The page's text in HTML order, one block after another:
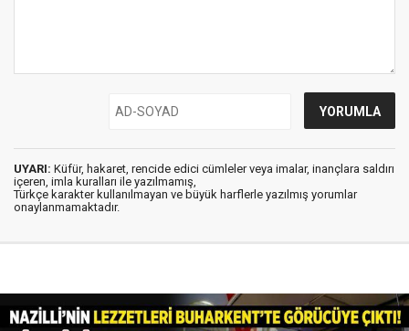
UYARI: Küfür, hakaret, rencide edici cümleler veya imalar, inançlara saldırı
içeren, imla kuralları ile yazılmamış,
Türkçe karakter kullanılmayan ve büyük harflerle yazılmış yorumlar
onaylanmamaktadır.